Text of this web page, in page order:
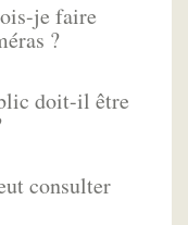
je faire
?
doit-il être
consulter